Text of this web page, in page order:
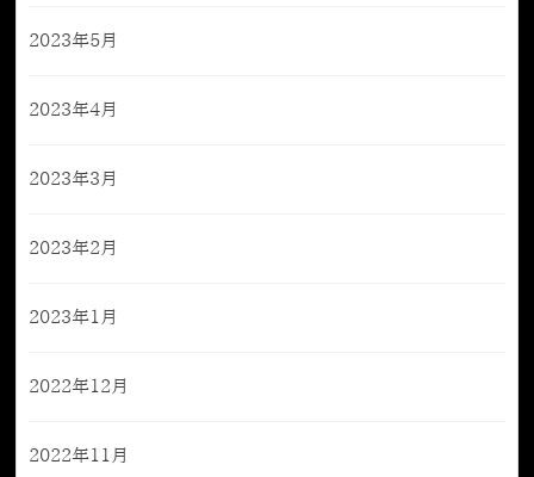
2023年5月
2023年4月
2023年3月
2023年2月
2023年1月
2022年12月
2022年11月